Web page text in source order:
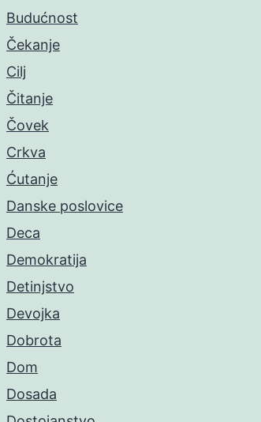
Budućnost
Čekanje
Cilj
Čitanje
Čovek
Crkva
Ćutanje
Danske poslovice
Deca
Demokratija
Detinjstvo
Devojka
Dobrota
Dom
Dosada